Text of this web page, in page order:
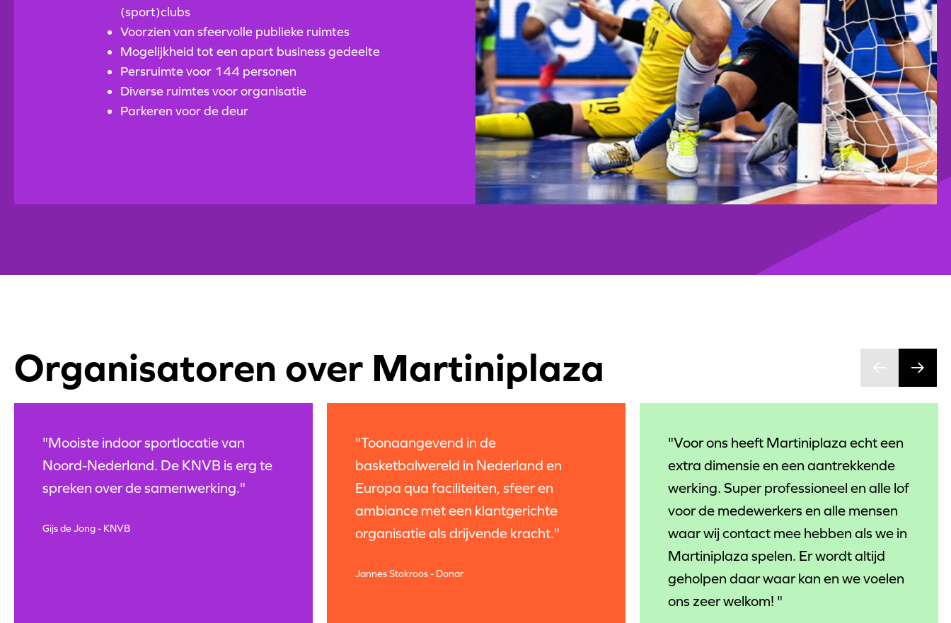
(sport)clubs
Voorzien van sfeervolle publieke ruimtes
Mogelijkheid tot een apart business gedeelte
Persruimte voor 144 personen
Diverse ruimtes voor organisatie
Parkeren voor de deur
Organisatoren over Martiniplaza
"Mooiste indoor sportlocatie van
Noord-Nederland. De KNVB is erg te
spreken over de samenwerking."
Gijs de Jong - KNVB
"Toonaangevend in de
basketbalwereld in Nederland en
Europa qua faciliteiten, sfeer en
ambiance met een klantgerichte
organisatie als drijvende kracht."
Jannes Stokroos - Donar
"Voor ons heeft Martiniplaza echt een
extra dimensie en een aantrekkende
werking. Super professioneel en alle lof
voor de medewerkers en alle mensen
waar wij contact mee hebben als we in
Martiniplaza spelen. Er wordt altijd
geholpen daar waar kan en we voelen
ons zeer welkom! "